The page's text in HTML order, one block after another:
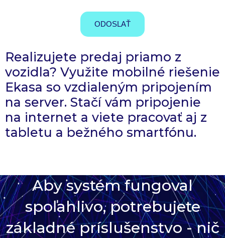
Realizujete predaj priamo z
vozidla? Využite mobilné riešenie
Ekasa so vzdialeným pripojením
na server. Stačí vám pripojenie
na internet a viete pracovať aj z
tabletu a bežného smartfónu.
Aby systém fungoval
spoľahlivo, potrebujete
základné príslušenstvo - nič